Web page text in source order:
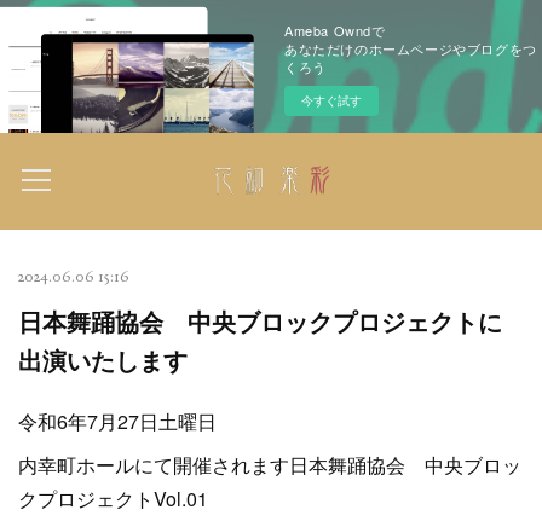
Ameba Owndで
あなただけのホームページやブログをつ
くろう
今すぐ試す
2024.06.06 15:16
日本舞踊協会 中央ブロックプロジェクトに
出演いたします
令和6年7月27日土曜日
内幸町ホールにて開催されます日本舞踊協会 中央ブロッ
クプロジェクトVol.01